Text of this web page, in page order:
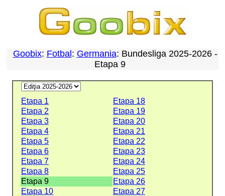
Goobix: Fotbal : Germania: Bundesliga 2025-2026 -
Etapa 9
Etapa 1
Etapa 18
Etapa 2
Etapa 19
Etapa 3
Etapa 20
Etapa 4
Etapa 21
Etapa 5
Etapa 22
Etapa 6
Etapa 23
Etapa 7
Etapa 24
Etapa 8
Etapa 25
Etapa 9
Etapa 26
Etapa 10
Etapa 27